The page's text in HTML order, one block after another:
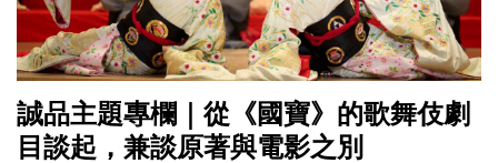
誠品主題專欄｜從《國寶》的歌舞伎劇
目談起，兼談原著與電影之別